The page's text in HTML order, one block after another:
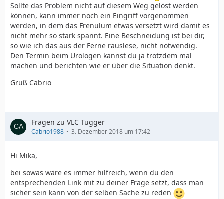
Sollte das Problem nicht auf diesem Weg gelöst werden
können, kann immer noch ein Eingriff vorgenommen
werden, in dem das Frenulum etwas versetzt wird damit es
nicht mehr so stark spannt. Eine Beschneidung ist bei dir,
so wie ich das aus der Ferne rauslese, nicht notwendig.
Den Termin beim Urologen kannst du ja trotzdem mal
machen und berichten wie er über die Situation denkt.
Gruß Cabrio
Fragen zu VLC Tugger
Cabrio1988 3. Dezember 2018 um 17:42
Hi Mika,
bei sowas wäre es immer hilfreich, wenn du den
entsprechenden Link mit zu deiner Frage setzt, dass man
sicher sein kann von der selben Sache zu reden